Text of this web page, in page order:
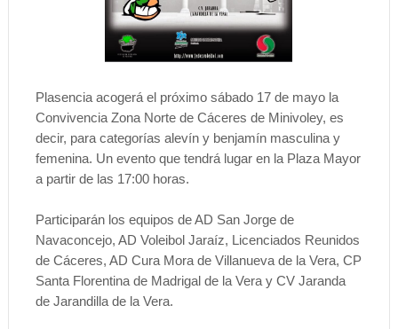
Plasencia acogerá el próximo sábado 17 de mayo la
Convivencia Zona Norte de Cáceres de Minivoley, es
decir, para categorías alevín y benjamín masculina y
femenina. Un evento que tendrá lugar en la Plaza Mayor
a partir de las 17:00 horas.
Participarán los equipos de AD San Jorge de
Navaconcejo, AD Voleibol Jaraíz, Licenciados Reunidos
de Cáceres, AD Cura Mora de Villanueva de la Vera, CP
Santa Florentina de Madrigal de la Vera y CV Jaranda
de Jarandilla de la Vera.